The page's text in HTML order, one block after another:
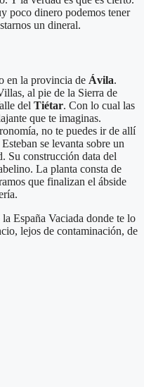
poco dinero podemos tener
un dineral.
en la provincia de Ávila.
al pie de la Sierra de
del Tiétar. Con lo cual las
que te imaginas.
no te puedes ir de allí
se levanta sobre un
Su construcción data del
La planta consta de
que finalizan el ábside
España Vaciada donde te lo
lejos de contaminación, de